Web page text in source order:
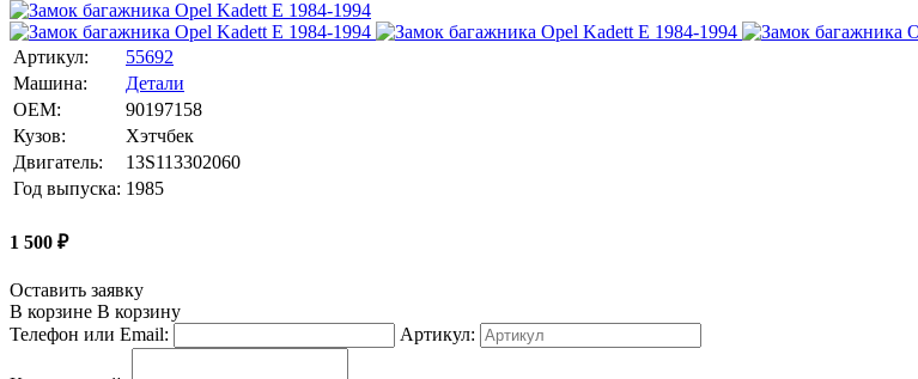
Артикул:
55692
Машина:
Детали
OEM:
90197158
Кузов:
Хэтчбек
Двигатель:
13S113302060
Год выпуска: 1985
1 500 ₽
Оставить заявку
В корзине В корзину
Телефон или Email:
Артикул: